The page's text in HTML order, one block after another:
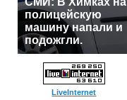
полицейскую
машину напали и
подожгли.
LiveInternet